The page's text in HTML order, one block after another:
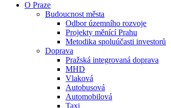
O Praze
Budoucnost města
Odbor územního rozvoje
Projekty měnící Prahu
Metodika spoluúčasti investorů
Doprava
Pražská integrovaná doprava
MHD
Vlaková
Autobusová
Automobilová
Taxi